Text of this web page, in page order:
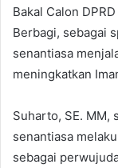
Bakal Calon
Berbagi, sebagai
senantiasa
meningkatkan
Suharto, SE. MM,
senantiasa
sebagai